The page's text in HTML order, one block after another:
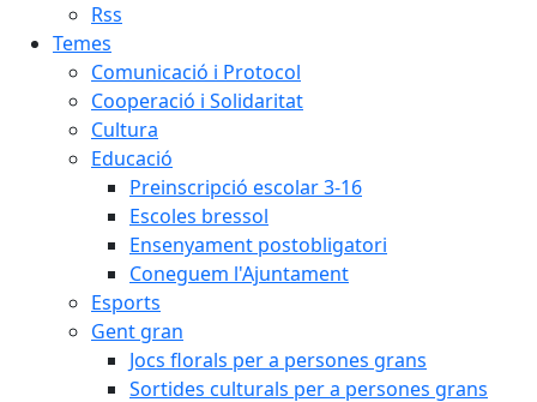
Rss
Temes
Comunicació i Protocol
Cooperació i Solidaritat
Cultura
Educació
Preinscripció escolar 3-16
Escoles bressol
Ensenyament postobligatori
Coneguem l'Ajuntament
Esports
Gent gran
Jocs florals per a persones grans
Sortides culturals per a persones grans